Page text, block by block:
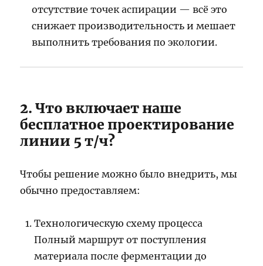
отсутствие точек аспирации — всё это
снижает производительность и мешает
выполнить требования по экологии.
2. Что включает наше
бесплатное проектирование
линии 5 т/ч?
Чтобы решение можно было внедрить, мы
обычно предоставляем:
Технологическую схему процесса
Полный маршрут от поступления
материала после ферментации до